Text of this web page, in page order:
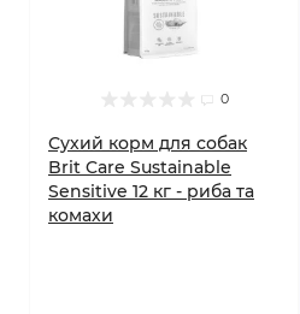
0
Сухий корм для собак
Brit Care Sustainable
Sensitive 12 кг - риба та
комахи